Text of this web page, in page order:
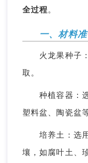
全过程。
一、材料
火龙果种子：
取。
种植容器：选
塑料盆、陶瓷盆
培养土：选用
壤，如腐叶土、